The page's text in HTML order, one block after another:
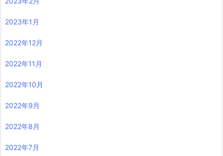
2023年1月
2022年12月
2022年11月
2022年10月
2022年9月
2022年8月
2022年7月